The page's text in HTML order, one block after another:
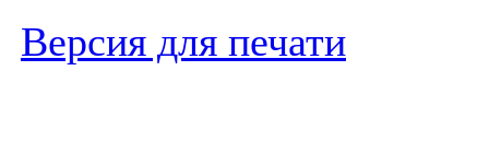
Версия для печати